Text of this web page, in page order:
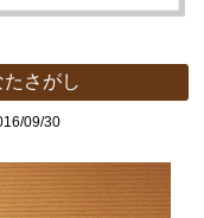
さがし
09/30